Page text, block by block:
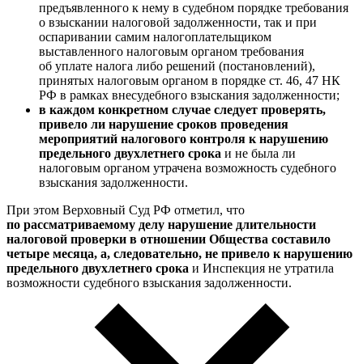
предъявленного к нему в судебном порядке требования
о взыскании налоговой задолженности, так и при
оспаривании самим налогоплательщиком
выставленного налоговым органом требования
об уплате налога либо решений (постановлений),
принятых налоговым органом в порядке ст. 46, 47 НК
РФ в рамках внесудебного взыскания задолженности;
в каждом конкретном случае следует проверять,
привело ли нарушение сроков проведения
мероприятий налогового контроля к нарушению
предельного двухлетнего срока и не была ли
налоговым органом утрачена возможность судебного
взыскания задолженности.
При этом Верховный Суд РФ отметил, что
по рассматриваемому делу нарушение длительности
налоговой проверки в отношении Общества составило
четыре месяца, а, следовательно, не привело к нарушению
предельного двухлетнего срока и Инспекция не утратила
возможности судебного взыскания задолженности.